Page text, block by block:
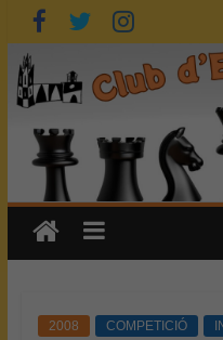
Skip
to
content
2008 COMPETICIÓ